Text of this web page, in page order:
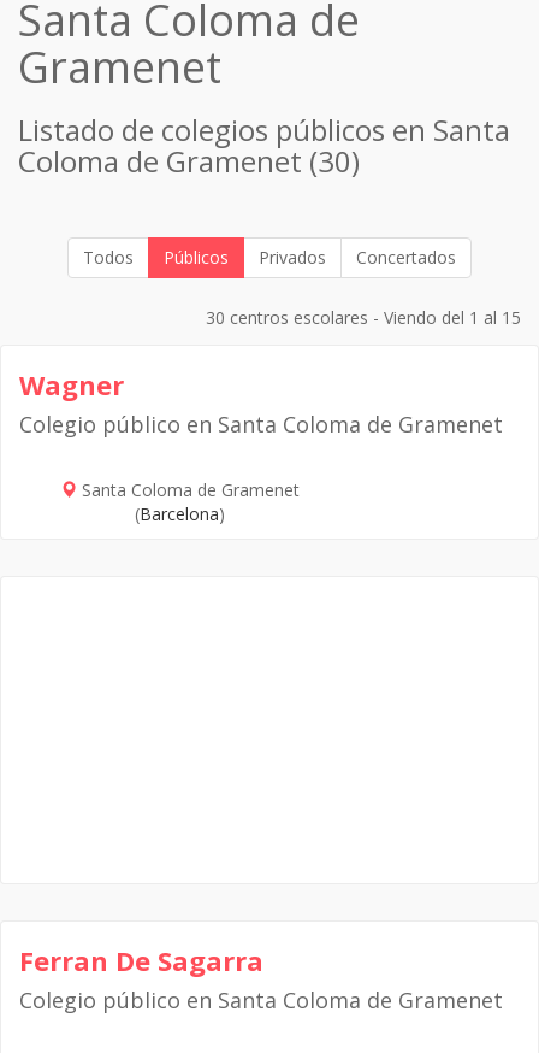
Santa Coloma de
Gramenet
Listado de colegios públicos en Santa
Coloma de Gramenet (30)
Todos Públicos Privados Concertados
30 centros escolares - Viendo del 1 al 15
Wagner
Colegio público en Santa Coloma de Gramenet
Santa Coloma de Gramenet
(Barcelona)
Ferran De Sagarra
Colegio público en Santa Coloma de Gramenet